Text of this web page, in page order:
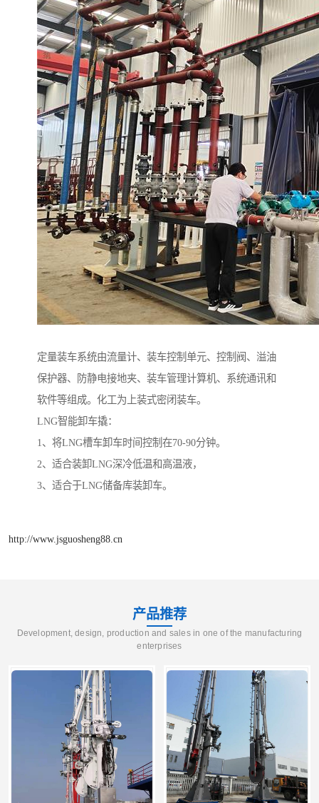
定量装车系统由流量计、装车控制单元、控制阀、溢油
保护器、防静电接地夹、装车管理计算机、系统通讯和
软件等组成。化工为上装式密闭装车。
LNG智能卸车撬：
1、将LNG槽车卸车时间控制在70-90分钟。
2、适合装卸LNG深冷低温和高温液，
3、适合于LNG储备库装卸车。
http://www.jsguosheng88.cn
产品推荐
Development, design, production and sales in one of the manufacturing
enterprises